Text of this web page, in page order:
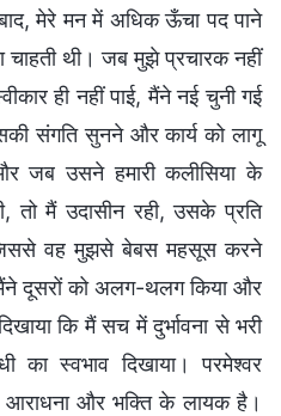
मेरे मन में अधिक ऊँचा पद पाने
चाहती थी। जब मुझे प्रचारक नहीं
ही नहीं पाई, मैंने नई चुनी गई
संगति सुनने और कार्य को लागू
जब उसने हमारी कलीसिया के
तो मैं उदासीन रही, उसके प्रति
जिससे वह मुझसे बेबस महसूस करने
दूसरों को अलग-थलग किया और
कि मैं सच में दुर्भावना से भरी
का स्वभाव दिखाया। परमेश्वर
आराधना और भक्ति के लायक है।